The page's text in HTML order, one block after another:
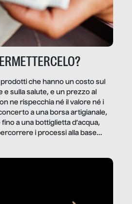
che hanno un costo sul
e sulla salute, e un prezzo al
ne rispecchia né il valore né i
a una borsa artigianale,
a una bottiglietta d’acqua,
i processi alla base
che fanno la nostra vita